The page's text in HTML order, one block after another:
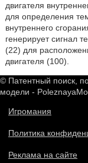
двигателя
для определения
внутреннего
генерирует сигнал
(22) для
двигателя (100).
© Патентный поиск,
модели -
Игромания
Политика
Реклама на сайте